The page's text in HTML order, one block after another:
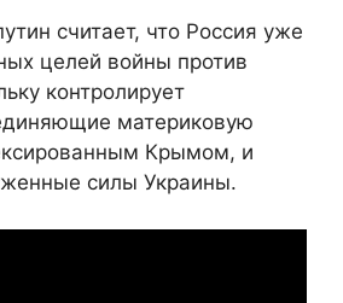
считает, что Россия уже
целей войны против
контролирует
материковую
Крымом, и
силы Украины.